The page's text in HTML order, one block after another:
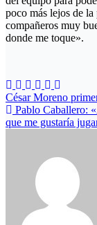
poco más lejos de
compañeros muy
donde me toque».
Navegación
de
César Moreno
Pablo Caballero:
que me gustaría